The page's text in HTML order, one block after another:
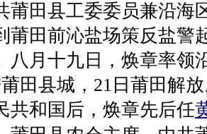
莆田县工委委员兼沿海
莆田前沁盐场策反盐警
八月十九日，焕章率领
田县城，21日莆田解
和国后，焕章先后任